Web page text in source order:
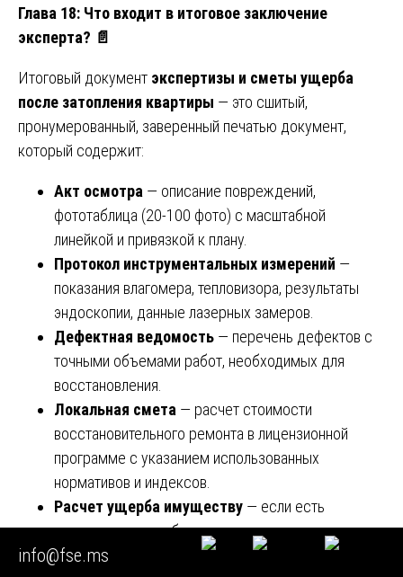
Глава 18: Что входит в итоговое заключение
эксперта? 📄
Итоговый документ экспертизы и сметы ущерба
после затопления квартиры — это сшитый,
пронумерованный, заверенный печатью документ,
который содержит:
Акт осмотра — описание повреждений,
фототаблица (20-100 фото) с масштабной
линейкой и привязкой к плану.
Протокол инструментальных измерений —
показания влагомера, тепловизора, результаты
эндоскопии, данные лазерных замеров.
Дефектная ведомость — перечень дефектов с
точными объемами работ, необходимых для
восстановления.
Локальная смета — расчет стоимости
восстановительного ремонта в лицензионной
программе с указанием использованных
нормативов и индексов.
Расчет ущерба имуществу — если есть
поврежденная мебель или техника, с указанием
процента износа и обоснованием стоимости.
info@fse.ms